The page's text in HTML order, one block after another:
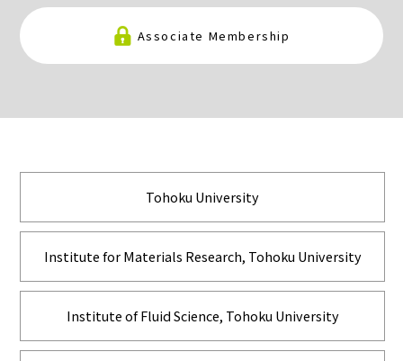
Associate Membership
Tohoku University
Institute for Materials Research, Tohoku University
Institute of Fluid Science, Tohoku University